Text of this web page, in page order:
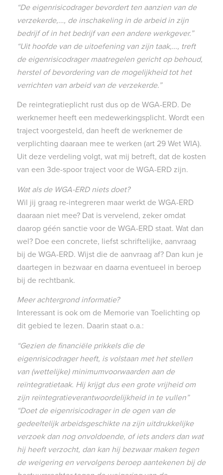
“De eigenrisicodrager bevordert ten aanzien van de
verzekerde,…, de inschakeling in de arbeid in zijn
bedrijf of in het bedrijf van een andere werkgever.”
“Uit hoofde van de uitoefening van zijn taak,…, treft
de eigenrisicodrager maatregelen gericht op behoud,
herstel of bevordering van de mogelijkheid tot het
verrichten van arbeid van de verzekerde.”
De reintegratieplicht rust dus op de WGA-ERD. De
werknemer heeft een medewerkingsplicht. Wordt een
traject voorgesteld, dan heeft de werknemer de
verplichting daaraan mee te werken (art 29 Wet WIA).
Uit deze verdeling volgt, wat mij betreft, dat de kosten
van een 3de-spoor traject voor de WGA-ERD zijn.
Wat als de WGA-ERD niets doet?
Wil jij graag re-integreren maar werkt de WGA-ERD
daaraan niet mee? Dat is vervelend, zeker omdat
daarop géén sanctie voor de WGA-ERD staat. Wat dan
wel? Doe een concrete, liefst schriftelijke, aanvraag
bij de WGA-ERD. Wijst die de aanvraag af? Dan kun je
daartegen in bezwaar en daarna eventueel in beroep
bij de rechtbank.
Meer achtergrond informatie?
Interessant is ook om de Memorie van Toelichting op
dit gebied te lezen. Daarin staat o.a.:
“Gezien de financiële prikkels die de
eigenrisicodrager heeft, is volstaan met het stellen
van (wettelijke) minimumvoorwaarden aan de
reïntegratietaak. Hij krijgt dus een grote vrijheid om
zijn reïntegratieverantwoordelijkheid in te vullen”
“Doet de eigenrisicodrager in de ogen van de
gedeeltelijk arbeidsgeschikte na zijn uitdrukkelijke
verzoek dan nog onvoldoende, of iets anders dan wat
hij heeft verzocht, dan kan hij bezwaar maken tegen
de weigering en vervolgens beroep aantekenen bij de